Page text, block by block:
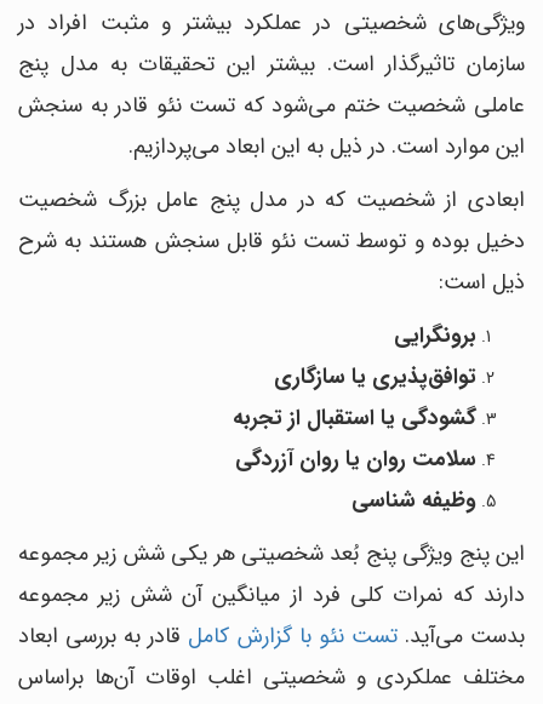
ویژگی‌های شخصیتی در عملکرد بیشتر و مثبت افراد در
سازمان تاثیرگذار است. بیشتر این تحقیقات به مدل پنج
عاملی شخصیت ختم می‌شود که تست نئو قادر به سنجش
این موارد است. در ذیل به این ابعاد می‌پردازیم.
ابعادی از شخصیت که در مدل پنج عامل بزرگ شخصیت
دخیل بوده و توسط تست نئو قابل سنجش هستند به شرح
ذیل است:
برونگرایی
توافق‌پذیری یا سازگاری
گشودگی یا استقبال از تجربه
سلامت روان یا روان آزردگی
وظیفه شناسی
این پنج ویژگی پنج بُعد شخصیتی هر یکی شش زیر مجموعه
دارند که نمرات کلی فرد از میانگین آن شش زیر مجموعه
بدست می‌آید.تست نئو با گزارش کامل قادر به بررسی ابعاد
مختلف عملکردی و شخصیتی اغلب اوقات آن‌ها براساس